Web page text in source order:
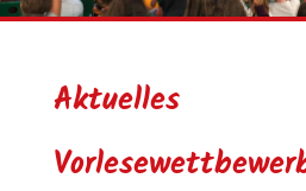
Aktuelles